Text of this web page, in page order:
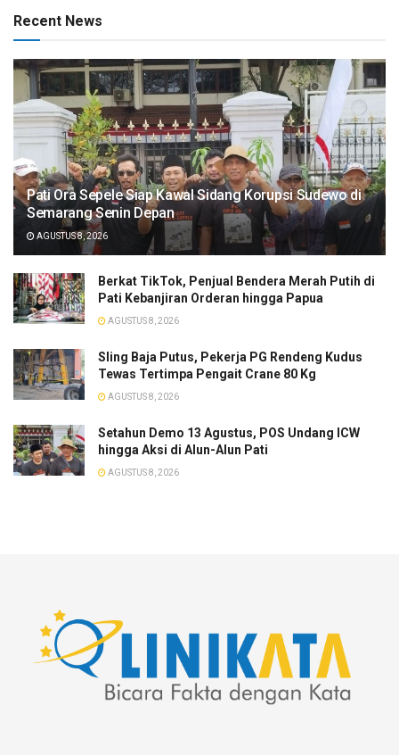
Recent News
Pati Ora Sepele Siap Kawal Sidang Korupsi Sudewo di
Semarang Senin Depan
AGUSTUS 8, 2026
​Berkat TikTok, Penjual Bendera Merah Putih di
Pati Kebanjiran Orderan hingga Papua
AGUSTUS 8, 2026
Sling Baja Putus, Pekerja PG Rendeng Kudus
Tewas Tertimpa Pengait Crane 80 Kg
AGUSTUS 8, 2026
Setahun Demo 13 Agustus, POS Undang ICW
hingga Aksi di Alun-Alun Pati
AGUSTUS 8, 2026